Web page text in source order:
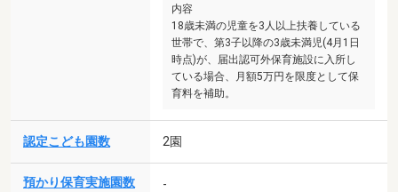
内容
18歳未満の児童を3人以上扶養している
世帯で、第3子以降の3歳未満児(4月1日
時点)が、届出認可外保育施設に入所し
ている場合、月額5万円を限度として保
育料を補助。
認定こども園数 2園
預かり保育実施園数 -